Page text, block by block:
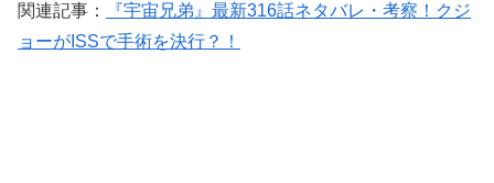
関連記事：
『宇宙兄弟』最新316話ネタバレ・考察！クジ
ョーがISSで手術を決行？！